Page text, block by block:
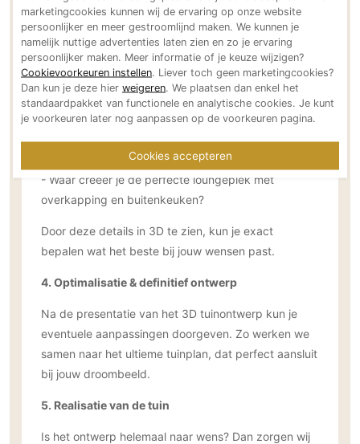
3. Gedetailleerd 3D ontwerp
Met de nieuwste software brengen we de tuin tot
leven in fotorealistische 3D-beelden. Je kunt de tuin
bekijken vanuit verschillende perspectieven, zowel
overdag als ‘s avonds met verlichting.
- Welke planten komen waar?
- Hoe past een zwembad of vijver in het ontwerp?
- Waar creëer je de perfecte loungeplek met
overkapping en buitenkeuken?
Door deze details in 3D te zien, kun je exact
bepalen wat het beste bij jouw wensen past.
4. Optimalisatie & definitief ontwerp
Na de presentatie van het 3D tuinontwerp kun je
eventuele aanpassingen doorgeven. Zo werken we
samen naar het ultieme tuinplan, dat perfect aansluit
bij jouw droombeeld.
5. Realisatie van de tuin
Is het ontwerp helemaal naar wens? Dan zorgen wij
marketingcookies kunnen wij de ervaring op onze website
persoonlijker en meer gestroomlijnd maken. We kunnen je
namelijk nuttige advertenties laten zien en zo je ervaring
persoonlijker maken. Meer informatie of je keuze wijzigen?
Cookievoorkeuren instellen. Liever toch geen marketingcookies?
Dan kun je deze hier weigeren. We plaatsen dan enkel het
standaardpakket van functionele en analytische cookies. Je kunt
je voorkeuren later nog aanpassen op de voorkeuren pagina.
Cookies accepteren